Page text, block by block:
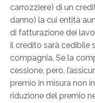
carrozziere) di un
danno) la cui entità
di fatturazione dei
il credito sarà cedibile
compagnia. Se la
cessione, però,
premio in misura non
riduzione del premio